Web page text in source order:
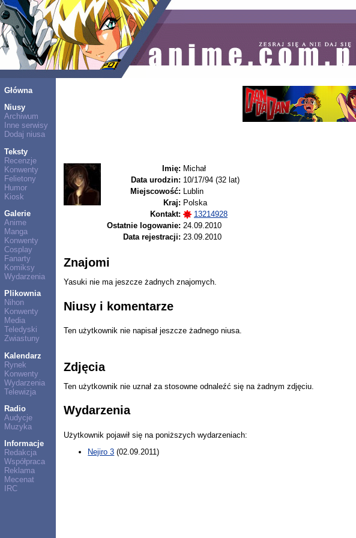
Główna
Niusy
Archiwum
Inne serwisy
Dodaj niusa
Teksty
Recenzje
Konwenty
Felietony
Humor
Kiosk
Galerie
Anime
Manga
Konwenty
Cosplay
Fanarty
Komiksy
Wydarzenia
Plikownia
Nihon
Konwenty
Media
Teledyski
Zwiastuny
Kalendarz
Rynek
Konwenty
Wydarzenia
Telewizja
Radio
Audycje
Muzyka
Informacje
Redakcja
Współpraca
Reklama
Mecenat
IRC
Imię: Michał
Data urodzin: 10/17/94 (32 lat)
Miejscowość: Lublin
Kraj: Polska
Kontakt:
13214928
Ostatnie logowanie: 24.09.2010
Data rejestracji: 23.09.2010
Znajomi
Yasuki nie ma jeszcze żadnych znajomych.
Niusy i komentarze
Ten użytkownik nie napisał jeszcze żadnego niusa.
Zdjęcia
Ten użytkownik nie uznał za stosowne odnaleźć się na żadnym zdjęciu.
Wydarzenia
Użytkownik pojawił się na poniższych wydarzeniach:
Nejiro 3 (02.09.2011)